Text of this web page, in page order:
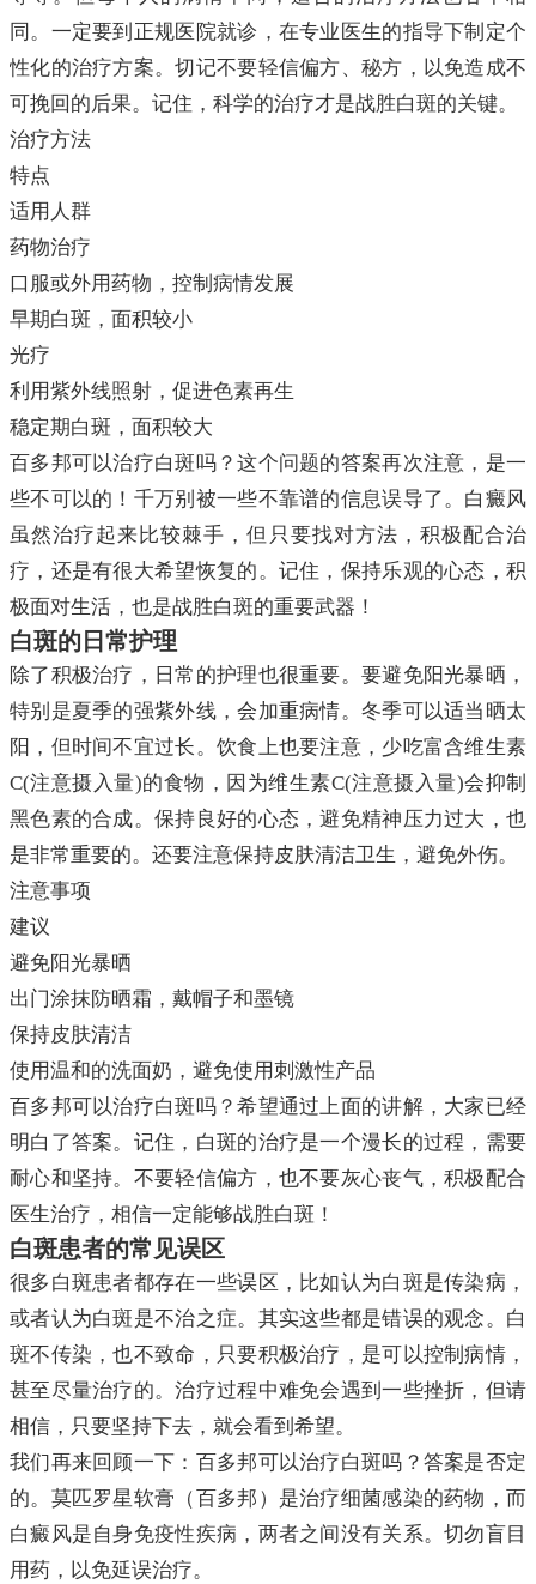
同。一定要到正规医院就诊，在专业医生的指导下制定个
性化的治疗方案。切记不要轻信偏方、秘方，以免造成不
可挽回的后果。记住，科学的治疗才是战胜白斑的关键。
治疗方法
特点
适用人群
药物治疗
口服或外用药物，控制病情发展
早期白斑，面积较小
光疗
利用紫外线照射，促进色素再生
稳定期白斑，面积较大
百多邦可以治疗白斑吗？这个问题的答案再次注意，是一
些不可以的！千万别被一些不靠谱的信息误导了。白癜风
虽然治疗起来比较棘手，但只要找对方法，积极配合治
疗，还是有很大希望恢复的。记住，保持乐观的心态，积
极面对生活，也是战胜白斑的重要武器！
白斑的日常护理
除了积极治疗，日常的护理也很重要。要避免阳光暴晒，
特别是夏季的强紫外线，会加重病情。冬季可以适当晒太
阳，但时间不宜过长。饮食上也要注意，少吃富含维生素
C(注意摄入量)的食物，因为维生素C(注意摄入量)会抑制
黑色素的合成。保持良好的心态，避免精神压力过大，也
是非常重要的。还要注意保持皮肤清洁卫生，避免外伤。
注意事项
建议
避免阳光暴晒
出门涂抹防晒霜，戴帽子和墨镜
保持皮肤清洁
使用温和的洗面奶，避免使用刺激性产品
百多邦可以治疗白斑吗？希望通过上面的讲解，大家已经
明白了答案。记住，白斑的治疗是一个漫长的过程，需要
耐心和坚持。不要轻信偏方，也不要灰心丧气，积极配合
医生治疗，相信一定能够战胜白斑！
白斑患者的常见误区
很多白斑患者都存在一些误区，比如认为白斑是传染病，
或者认为白斑是不治之症。其实这些都是错误的观念。白
斑不传染，也不致命，只要积极治疗，是可以控制病情，
甚至尽量治疗的。治疗过程中难免会遇到一些挫折，但请
相信，只要坚持下去，就会看到希望。
我们再来回顾一下：百多邦可以治疗白斑吗？答案是否定
的。莫匹罗星软膏（百多邦）是治疗细菌感染的药物，而
白癜风是自身免疫性疾病，两者之间没有关系。切勿盲目
用药，以免延误治疗。